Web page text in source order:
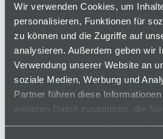
Wir verwenden Cookies, um
personalisieren, Funktionen für
zu können und die Zugriffe auf
analysieren. Außerdem geben wir
Verwendung unserer Website an
soziale Medien, Werbung und
Partner führen diese
weiteren Daten zusammen, die
haben oder die sie im Rahmen